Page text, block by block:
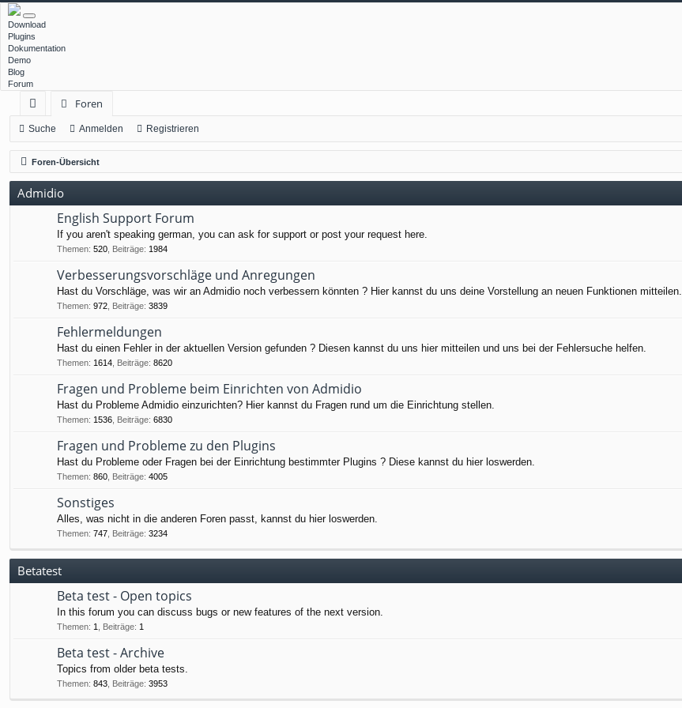
Download
Plugins
Dokumentation
Demo
Blog
Forum
ch
ne
llz
ug
Foren
Suche Anmelden Registrieren
Foren-Übersicht
Admidio
English Support Forum
If you aren't speaking german, you can ask for support or post your request here.
Themen: 520 Beiträge: 1984
Verbesserungsvorschläge und Anregungen
Hast du Vorschläge, was wir an Admidio noch verbessern könnten ? Hier kannst du uns deine Vorstellung an neuen Funktionen mitteilen.
Themen: 972 Beiträge: 3839
Fehlermeldungen
Hast du einen Fehler in der aktuellen Version gefunden ? Diesen kannst du uns hier mitteilen und uns bei der Fehlersuche helfen.
Themen: 1614 Beiträge: 8620
Fragen und Probleme beim Einrichten von Admidio
Hast du Probleme Admidio einzurichten? Hier kannst du Fragen rund um die Einrichtung stellen.
Themen: 1536 Beiträge: 6830
Fragen und Probleme zu den Plugins
Hast du Probleme oder Fragen bei der Einrichtung bestimmter Plugins ? Diese kannst du hier loswerden.
Themen: 860 Beiträge: 4005
Sonstiges
Alles, was nicht in die anderen Foren passt, kannst du hier loswerden.
Themen: 747 Beiträge: 3234
Betatest
Beta test - Open topics
In this forum you can discuss bugs or new features of the next version.
Themen: 1 Beiträge: 1
Beta test - Archive
Topics from older beta tests.
Themen: 843 Beiträge: 3953